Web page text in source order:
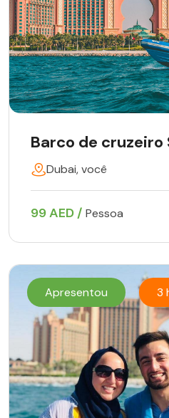
Barco de
Dubai, você
99 AED / Pessoa
Apresentou 3